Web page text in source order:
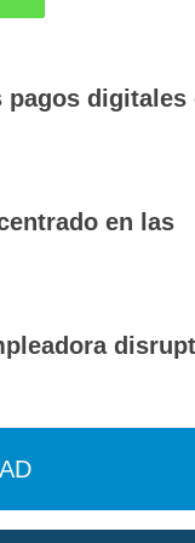
pagos digitales
en las